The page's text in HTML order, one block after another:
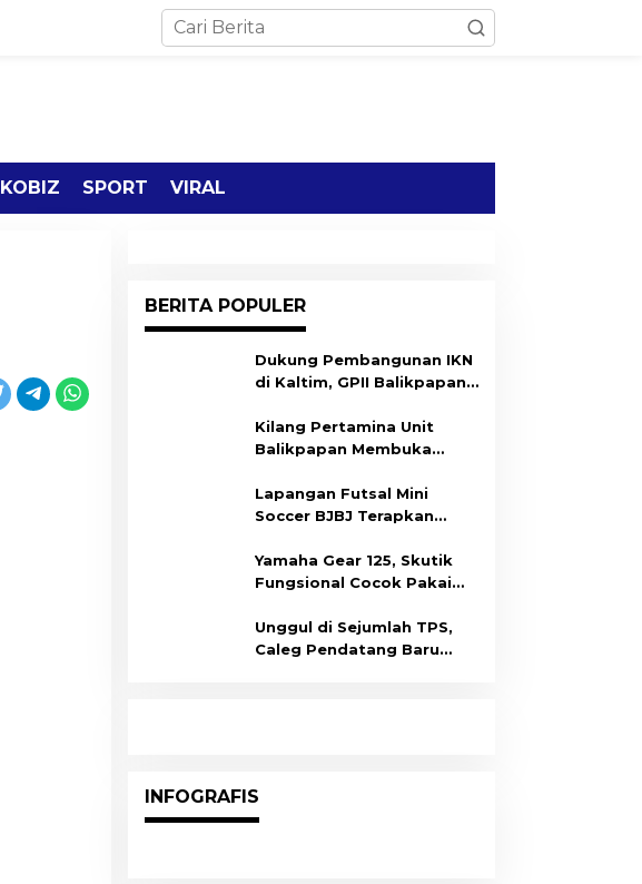
SPORT VIRAL
BERITA POPULER
Dukung Pembangunan IKN
di Kaltim, GPII Balikpapan
Kilang Pertamina Unit
Balikpapan Membuka
Dukung Kesiapan Calon
Tenaga Kerja
Lapangan Futsal Mini
Soccer BJBJ Terapkan
Yamaha Gear 125, Skutik
Fungsional Cocok Pakai
Unggul di Sejumlah TPS,
Caleg Pendatang Baru
INFOGRAFIS